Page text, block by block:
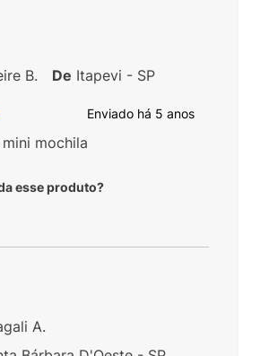
Enviado há 5 anos
mochila
esse produto?
B. De Itapevi - SP
A.